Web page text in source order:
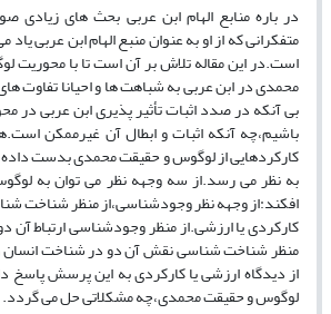
در باره منابع الهام ابن عربی بحث های زیادی
متفکرانی که از او به عنوان منبع الهام ابن عربی
است.در این مقاله تلاش بر آن است تا با محوریت
محمدی در ابن عربی به شباهت ها و احیانا تفاوت
بی آنکه در صدد اثبات تأثیر پذیری ابن عربی در
باشیم،چه آنکه اثبات و ابطال آن غیرممکن
کارکردهایی از لوگوس و حقیقت محمدی بدست داده
به نظر می رسد.از سه وجهه نظر می توان به
افکند:از وجهه نظر وجودشناسی،از منظر شناخت
کارکردی یا ارزشی.از منظر وجودشناسی ارتباط آن
منظر شناخت شناسی نقش آن دو در شناخت
از دیدگاه ارزشی یا کارکردی به این پرسش
لوگوس و حقیقت محمدی،چه مشکلاتی حل می گردد.